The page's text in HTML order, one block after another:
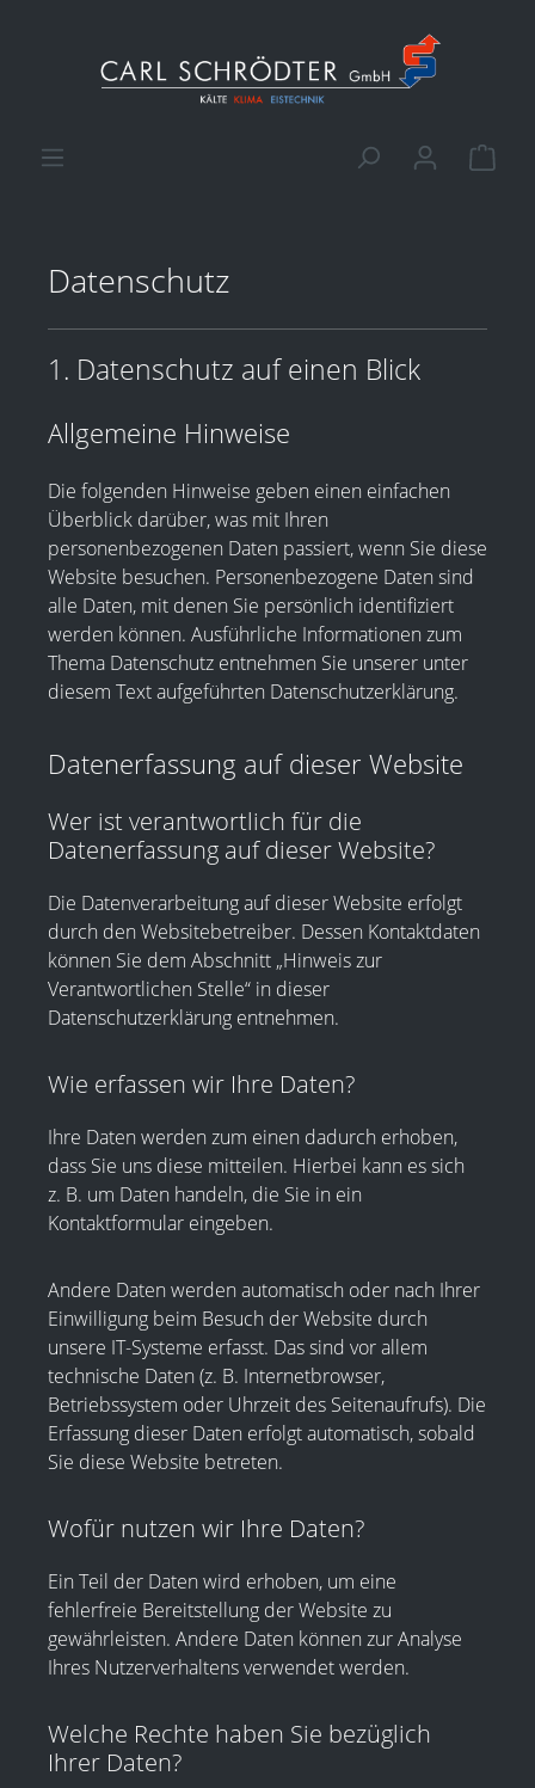
Datenschutz
1. Datenschutz auf einen Blick
Allgemeine Hinweise
Die folgenden Hinweise geben einen einfachen
Überblick darüber, was mit Ihren
personenbezogenen Daten passiert, wenn Sie diese
Website besuchen. Personenbezogene Daten sind
alle Daten, mit denen Sie persönlich identifiziert
werden können. Ausführliche Informationen zum
Thema Datenschutz entnehmen Sie unserer unter
diesem Text aufgeführten Datenschutzerklärung.
Datenerfassung auf dieser Website
Wer ist verantwortlich für die
Datenerfassung auf dieser Website?
Die Datenverarbeitung auf dieser Website erfolgt
durch den Websitebetreiber. Dessen Kontaktdaten
können Sie dem Abschnitt „Hinweis zur
Verantwortlichen Stelle“ in dieser
Datenschutzerklärung entnehmen.
Wie erfassen wir Ihre Daten?
Ihre Daten werden zum einen dadurch erhoben,
dass Sie uns diese mitteilen. Hierbei kann es sich
z. B. um Daten handeln, die Sie in ein
Kontaktformular eingeben.
Andere Daten werden automatisch oder nach Ihrer
Einwilligung beim Besuch der Website durch
unsere IT-Systeme erfasst. Das sind vor allem
technische Daten (z. B. Internetbrowser,
Betriebssystem oder Uhrzeit des Seitenaufrufs). Die
Erfassung dieser Daten erfolgt automatisch, sobald
Sie diese Website betreten.
Wofür nutzen wir Ihre Daten?
Ein Teil der Daten wird erhoben, um eine
fehlerfreie Bereitstellung der Website zu
gewährleisten. Andere Daten können zur Analyse
Ihres Nutzerverhaltens verwendet werden.
Welche Rechte haben Sie bezüglich
Ihrer Daten?